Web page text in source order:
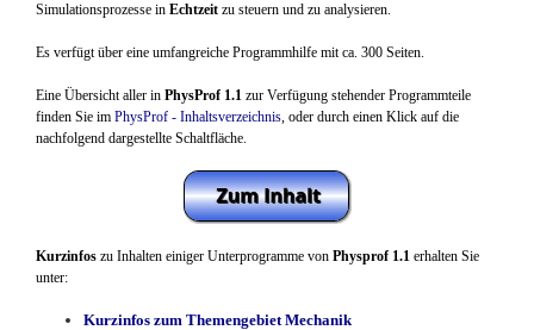
Simulationsprozesse in Echtzeit zu steuern und zu analysieren.
Es verfügt über eine umfangreiche Programmhilfe mit ca. 300 Seiten.
Eine Übersicht aller in PhysProf 1.1 zur Verfügung stehender Programmteile
finden Sie im PhysProf - Inhaltsverzeichnis, oder durch einen Klick auf die
nachfolgend dargestellte Schaltfläche.
Kurzinfos zu Inhalten einiger Unterprogramme von Physprof 1.1 erhalten Sie
unter:
Kurzinfos zum Themengebiet Mechanik